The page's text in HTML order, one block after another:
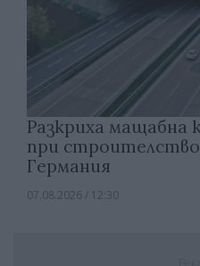
Разкриха мащабна
при
Германия
07.08.2026 / 12:30